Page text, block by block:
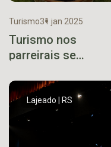
Turismo31 jan 2025
Turismo nos
parreirais se
do Taquari
Lajeado | RS